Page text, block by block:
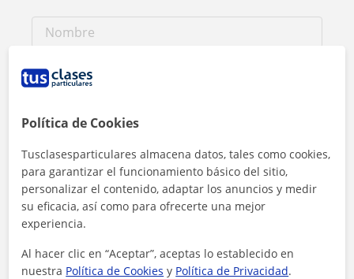
Al hacer clic, aceptas nuestroaviso legaly deprivacidad
Política de Cookies
Tusclasesparticulares almacena datos, tales como cookies,
para garantizar el funcionamiento básico del sitio,
personalizar el contenido, adaptar los anuncios y medir
su eficacia, así como para ofrecerte una mejor
experiencia.
Al hacer clic en “Aceptar”, aceptas lo establecido en
nuestra Política de Cookies y Política de Privacidad.